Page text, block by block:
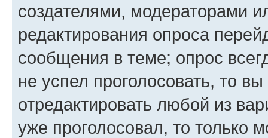
создателями, модераторами
редактирования опроса
сообщения в теме; опрос
не успел проголосовать, то
отредактировать любой из
уже проголосовал, то только